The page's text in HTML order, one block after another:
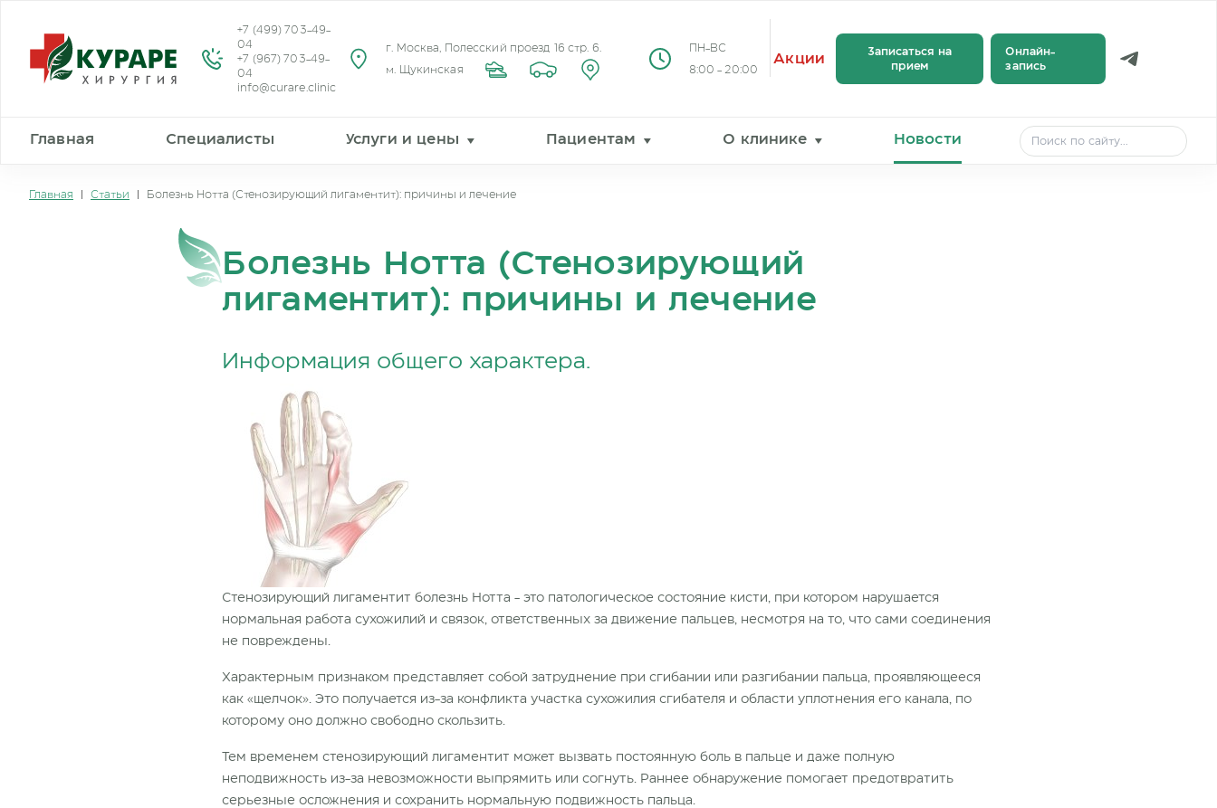
+7 (499) 703-49-
04
+7 (967) 703-49-
04
info@curare.clinic
г. Москва, Полесский проезд 16 стр. 6.
м. Щукинская
ПН-ВС
8:00 - 20:00
Акции
Записаться на
прием
Онлайн-
запись
Главная Специалисты Услуги и цены Пациентам О клинике Новости
Главная Статьи Болезнь Нотта (Стенозирующий лигаментит): причины и лечение
Болезнь Нотта (Стенозирующий
лигаментит): причины и лечение
Информация общего характера.
Стенозирующий лигаментит болезнь Нотта - это патологическое состояние кисти, при котором нарушается
нормальная работа сухожилий и связок, ответственных за движение пальцев, несмотря на то, что сами соединения
не повреждены.
Характерным признаком представляет собой затруднение при сгибании или разгибании пальца, проявляющееся
как «щелчок». Это получается из-за конфликта участка сухожилия сгибателя и области уплотнения его канала, по
которому оно должно свободно скользить.
Тем временем стенозирующий лигаментит может вызвать постоянную боль в пальце и даже полную
неподвижность из-за невозможности выпрямить или согнуть. Раннее обнаружение помогает предотвратить
серьезные осложнения и сохранить нормальную подвижность пальца.